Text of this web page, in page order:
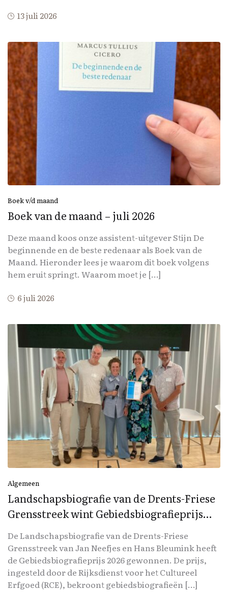
13 juli 2026
Boek v/d maand
Boek van de maand – juli 2026
Deze maand koos onze assistent-uitgever Stijn De
beginnende en de beste redenaar als Boek van de
Maand. Hieronder lees je waarom dit boek volgens
hem eruit springt. Waarom moet je […]
6 juli 2026
Algemeen
Landschapsbiografie van de Drents-Friese
Grensstreek wint Gebiedsbiografieprijs
De Landschapsbiografie van de Drents-Friese
Grensstreek van Jan Neefjes en Hans Bleumink heeft
de Gebiedsbiografieprijs 2026 gewonnen. De prijs,
ingesteld door de Rijksdienst voor het Cultureel
Erfgoed (RCE), bekroont gebiedsbiografieën […]